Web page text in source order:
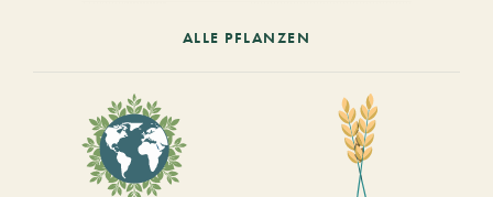
ALLE PFLANZEN